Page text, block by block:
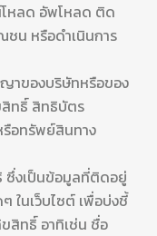
หลด อัพโหลด ติด
ชน หรือดำเนินการ
าของบริษัทหรือของ
ทธิ์ สิทธิบัตร
รือทรัพย์สินทาง
ซึ่งเป็นข้อมูลที่ติดอยู่
ในเว็บไซต์ เพื่อบ่งชี้
สิทธิ์ อาทิเช่น ชื่อ